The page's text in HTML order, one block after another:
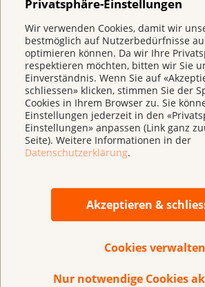
Privatsphäre-Einstellungen
Wir verwenden Cookies, damit wir
bestmöglich auf Nutzerbedürfnisse
optimieren können. Da wir Ihre
respektieren möchten, bitten wir Sie
Einverständnis. Wenn Sie auf
schliessen» klicken, stimmen Sie der
Cookies in Ihrem Browser zu. Sie
Einstellungen jederzeit in den
Einstellungen» anpassen (Link ganz
Seite). Weitere Informationen in der
Datenschutzerklärung.
Akzeptieren &
Cookies verwalten
Nur notwendige Cookies
möglichen schweren Corona-
viel, viel kleineres Risiko dar.
«Die allfälligen Nebenwirkungen
Impfung sind meines Erachtens
Vergleich zur Gefahr, schwer an
erkranken.»
Gerade nach der zweiten
Nebenwirkungen wie
Krebsbetroffene?
Diese Nebenwirkungen werden
Immunreaktion des Körpers
Zeichen dafür, dass das
erkennt und einen Schutz aufbaut.
Immunsystem vorübergehend